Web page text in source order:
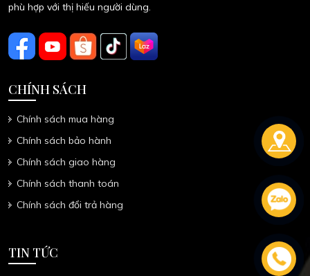
phù hợp với thị hiếu người dùng.
CHÍNH SÁCH
Chính sách mua hàng
Chính sách bảo hành
Chính sách giao hàng
Chính sách thanh toán
Chính sách đổi trả hàng
TIN TỨC